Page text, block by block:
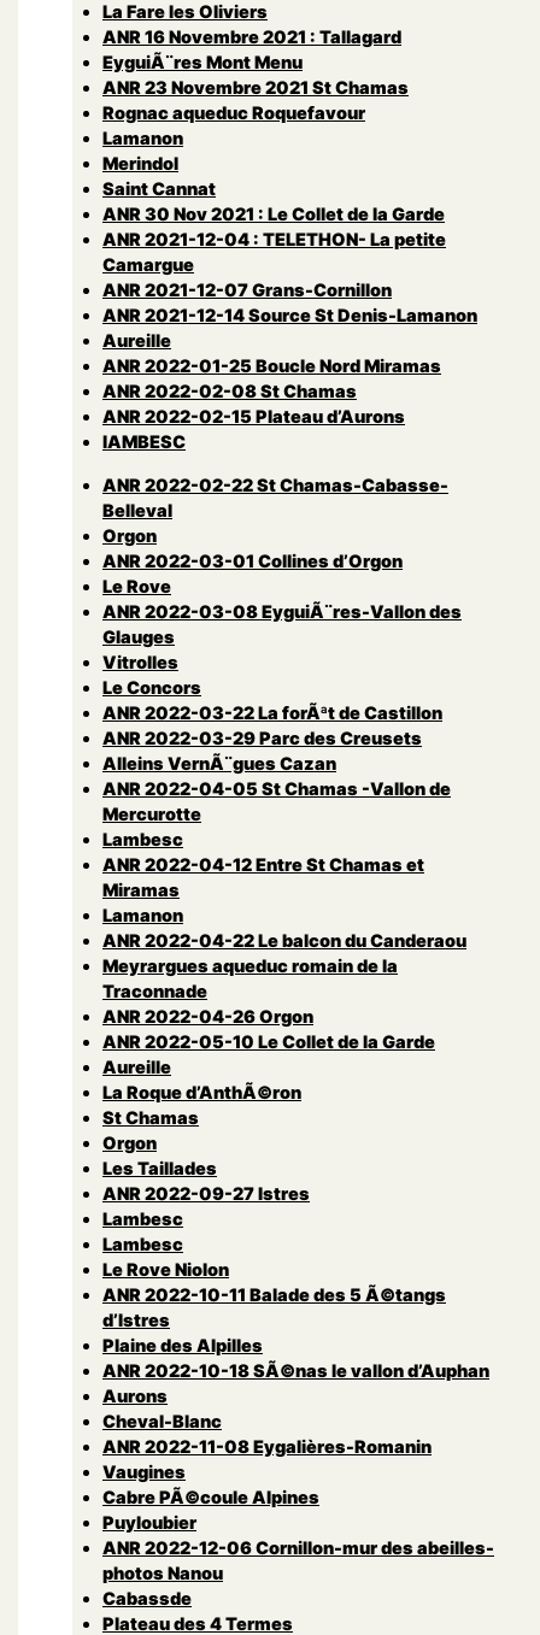
La Fare les Oliviers
ANR 16 Novembre 2021 : Tallagard
EyguiÃ¨res Mont Menu
ANR 23 Novembre 2021 St Chamas
Rognac aqueduc Roquefavour
Lamanon
Merindol
Saint Cannat
ANR 30 Nov 2021 : Le Collet de la Garde
ANR 2021-12-04 : TELETHON- La petite
Camargue
ANR 2021-12-07 Grans-Cornillon
ANR 2021-12-14 Source St Denis-Lamanon
Aureille
ANR 2022-01-25 Boucle Nord Miramas
ANR 2022-02-08 St Chamas
ANR 2022-02-15 Plateau d’Aurons
lAMBESC
ANR 2022-02-22 St Chamas-Cabasse-
Belleval
Orgon
ANR 2022-03-01 Collines d’Orgon
Le Rove
ANR 2022-03-08 EyguiÃ¨res-Vallon des
Glauges
Vitrolles
Le Concors
ANR 2022-03-22 La forÃªt de Castillon
ANR 2022-03-29 Parc des Creusets
Alleins VernÃ¨gues Cazan
ANR 2022-04-05 St Chamas -Vallon de
Mercurotte
Lambesc
ANR 2022-04-12 Entre St Chamas et
Miramas
Lamanon
ANR 2022-04-22 Le balcon du Canderaou
Meyrargues aqueduc romain de la
Traconnade
ANR 2022-04-26 Orgon
ANR 2022-05-10 Le Collet de la Garde
Aureille
La Roque d’AnthÃ©ron
St Chamas
Orgon
Les Taillades
ANR 2022-09-27 Istres
Lambesc
Lambesc
Le Rove Niolon
ANR 2022-10-11 Balade des 5 Ã©tangs
d’Istres
Plaine des Alpilles
ANR 2022-10-18 SÃ©nas le vallon d’Auphan
Aurons
Cheval-Blanc
ANR 2022-11-08 Eygalières-Romanin
Vaugines
Cabre PÃ©coule Alpines
Puyloubier
ANR 2022-12-06 Cornillon-mur des abeilles-
photos Nanou
Cabassde
Plateau des 4 Termes